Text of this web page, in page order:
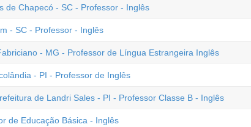
de Chapecó - SC - Professor - Inglês
- SC - Professor - Inglês
- MG - Professor de Língua Estrangeira Inglês
- PI - Professor de Inglês
de Landri Sales - PI - Professor Classe B - Inglês
de Educação Básica - Inglês